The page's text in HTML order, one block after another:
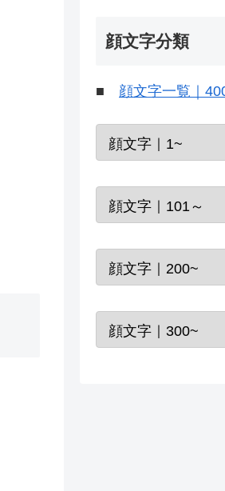
顔文字分類
■ 顔文字一覧｜